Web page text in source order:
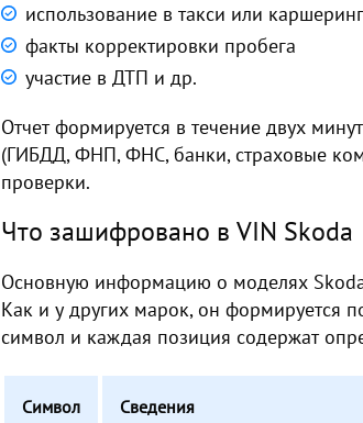
использование в такси или
факты корректировки пробега
участие в ДТП и др.
Отчет формируется в течение двух
(ГИБДД, ФНП, ФНС, банки, страховые
проверки.
Что зашифровано в VIN Skoda
Основную информацию о моделях
Как и у других марок, он формируется
символ и каждая позиция содержат
Символ Сведения